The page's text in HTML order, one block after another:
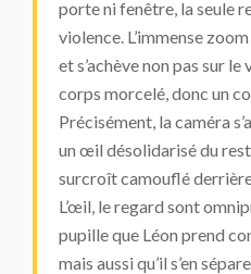
porte ni fenêtre, la seule
violence. L’immense
et s’achève non pas sur
corps morcelé, donc un
Précisément, la caméra
un œil désolidarisé du
surcroît camouflé
L’œil, le regard sont
pupille que Léon prend
mais aussi qu’il s’en